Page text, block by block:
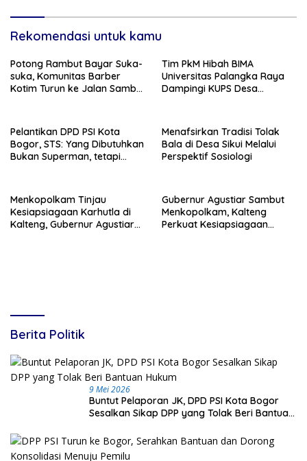
Rekomendasi untuk kamu
Potong Rambut Bayar Suka-
suka, Komunitas Barber
Kotim Turun ke Jalan Sambut
Tim PkM Hibah BIMA
Universitas Palangka Raya
Dampingi KUPS Desa
Pelantikan DPD PSI Kota
Bogor, STS: Yang Dibutuhkan
Bukan Superman, tetapi
Menafsirkan Tradisi Tolak
Bala di Desa Sikui Melalui
Perspektif Sosiologi
Menkopolkam Tinjau
Kesiapsiagaan Karhutla di
Kalteng, Gubernur Agustiar
Gubernur Agustiar Sambut
Menkopolkam, Kalteng
Perkuat Kesiapsiagaan
Berita Politik
9 Mei 2026
Buntut Pelaporan JK, DPD PSI Kota Bogor
Sesalkan Sikap DPP yang Tolak Beri Bantuan